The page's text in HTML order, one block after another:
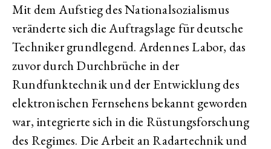
Mit dem Aufstieg des Nationalsozialismus
veränderte sich die Auftragslage für deutsche
Techniker grundlegend. Ardennes Labor, das
zuvor durch Durchbrüche in der
Rundfunktechnik und der Entwicklung des
elektronischen Fernsehens bekannt geworden
war, integrierte sich in die Rüstungsforschung
des Regimes. Die Arbeit an Radartechnik und